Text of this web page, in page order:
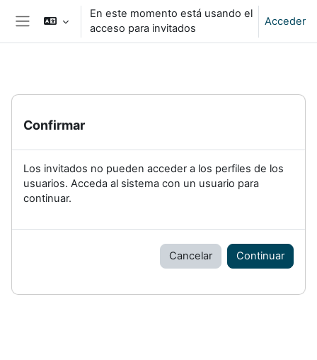
Salta al contenido principal
Panel lateral
En este momento está usando el
acceso para invitados
Acceder
Confirmar
Los invitados no pueden acceder a los perfiles de los
usuarios. Acceda al sistema con un usuario para
continuar.
Cancelar Continuar